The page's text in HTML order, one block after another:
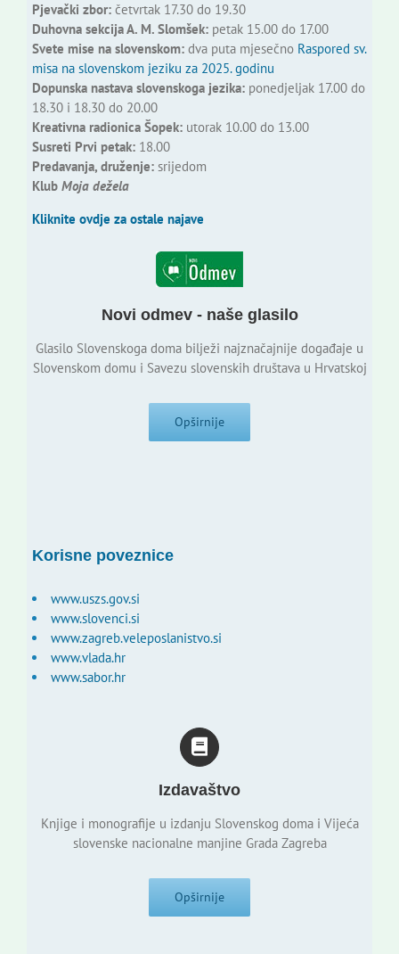
Pjevački zbor:četvrtak 17.30 do 19.30
Duhovna sekcija A. M. Slomšek:petak 15.00 do 17.00
Svete mise na slovenskom:dva puta mjesečno Raspored sv.
misa na slovenskom jeziku za 2025. godinu
Dopunska nastava slovenskoga jezika:ponedjeljak 17.00 do
18.30 i 18.30 do 20.00
Kreativna radionica Šopek:utorak 10.00 do 13.00
Susreti Prvi petak:18.00
Predavanja, druženje:srijedom
Klub Moja dežela
Kliknite ovdje za ostale najave
Novi odmev - naše glasilo
Glasilo Slovenskoga doma bilježi najznačajnije događaje u
Slovenskom domu i Savezu slovenskih društava u Hrvatskoj
Opširnije
Korisne poveznice
www.uszs.gov.si
www.slovenci.si
www.zagreb.veleposlanistvo.si
www.vlada.hr
www.sabor.hr
Izdavaštvo
Knjige i monografije u izdanju Slovenskog doma i Vijeća
slovenske nacionalne manjine Grada Zagreba
Opširnije